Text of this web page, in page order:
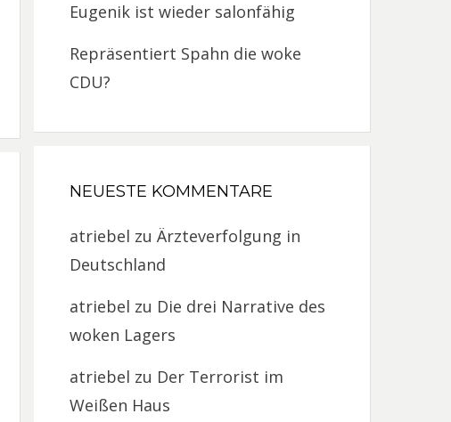
Eugenik ist wieder salonfähig
Repräsentiert Spahn die woke
CDU?
NEUESTE KOMMENTARE
atriebel zuÄrzteverfolgung in
Deutschland
atriebel zu Die drei Narrative des
woken Lagers
atriebel zu Der Terrorist im
Weißen Haus